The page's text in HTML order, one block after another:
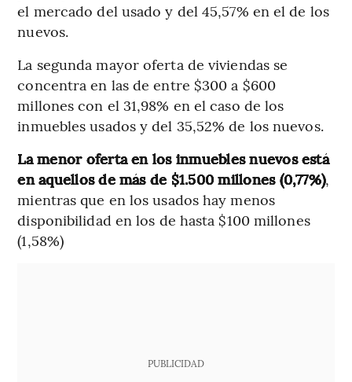
el mercado del usado y del 45,57% en el de los
nuevos.
La segunda mayor oferta de viviendas se
concentra en las de entre $300 a $600
millones con el 31,98% en el caso de los
inmuebles usados y del 35,52% de los nuevos.
La menor oferta en los inmuebles nuevos está
en aquellos de más de $1.500 millones (0,77%),
mientras que en los usados hay menos
disponibilidad en los de hasta $100 millones
(1,58%)
PUBLICIDAD